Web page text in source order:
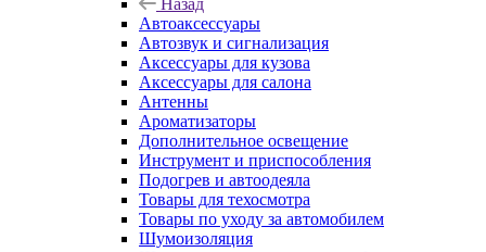
Назад
Автоаксессуары
Автозвук и сигнализация
Аксессуары для кузова
Аксессуары для салона
Антенны
Ароматизаторы
Дополнительное освещение
Инструмент и приспособления
Подогрев и автоодеяла
Товары для техосмотра
Товары по уходу за автомобилем
Шумоизоляция